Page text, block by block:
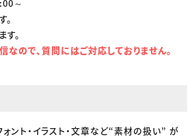
～
。
ので、質問にはご対応しておりません。
ント・イラスト・文章など“素材の扱い” が